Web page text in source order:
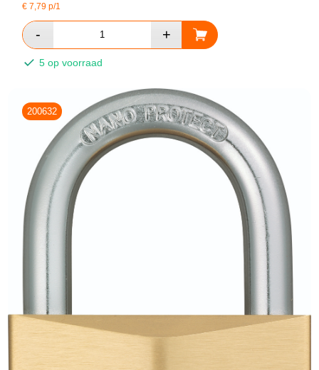
€7,79 p/1
5 op voorraad
200632